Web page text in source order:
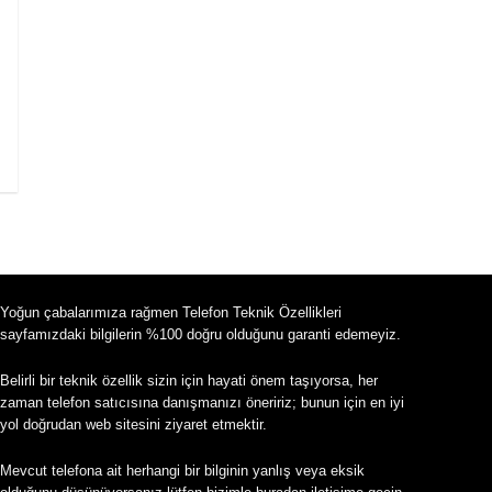
Yoğun çabalarımıza rağmen Telefon Teknik Özellikleri
sayfamızdaki bilgilerin %100 doğru olduğunu garanti edemeyiz.
Belirli bir teknik özellik sizin için hayati önem taşıyorsa, her
zaman telefon satıcısına danışmanızı öneririz; bunun için en iyi
yol doğrudan web sitesini ziyaret etmektir.
Mevcut telefona ait herhangi bir bilginin yanlış veya eksik